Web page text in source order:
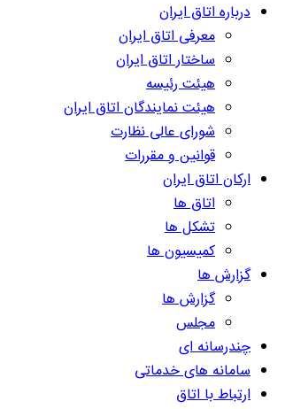
درباره اتاق ایران
معرفی اتاق ایران
ساختار اتاق ایران
هیئت رئیسه
هیئت نمایندگان اتاق ایران
شورای عالی نظارت
قوانین و مقررات
ارکان اتاق ایران
اتاق ها
تشکل ها
کمیسیون ها
گزارش ها
گزارش ها
مجلس
چندرسانه ای
سامانه های خدماتی
ارتباط با اتاق